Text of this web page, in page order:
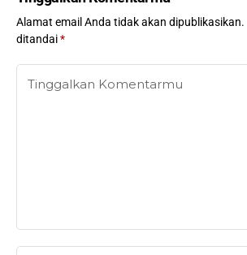
Alamat email Anda tidak akan dipublikasikan.
ditandai*